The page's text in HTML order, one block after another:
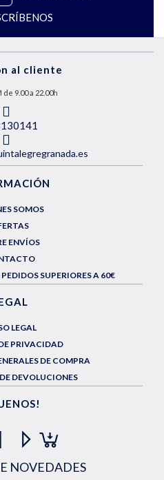
al cliente
de 9.00 a 22.00h
SOMOS
ENVÍOS
SUPERIORES A 60€
LEGAL
PRIVACIDAD
DE COMPRA
DEVOLUCIONES
NOVEDADES